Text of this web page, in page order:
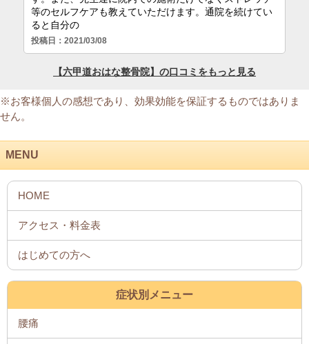
※お客様個人の感想であり、効果効能を保証するものではありま
せん。
MENU
症状別メニュー
腰痛